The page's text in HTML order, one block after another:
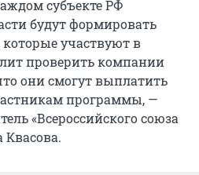
субъекте РФ
будут формировать
участвуют в
проверить компании
они смогут выплатить
программы, —
«Всероссийского союза